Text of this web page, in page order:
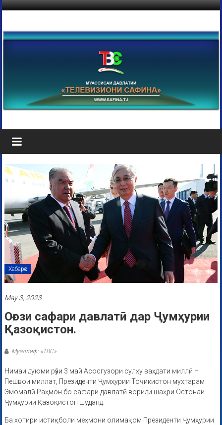
Хабарҳо
May 3, 2023
Оғози сафари давлатӣ дар Ҷумҳурии
Қазоқистон.
Муаллиф: «ТВС»
Нимаи дуюми рӯзи 3 май Асосгузори сулҳу ваҳдати миллӣ –
Пешвои миллат, Президенти Ҷумҳурии Тоҷикистон муҳтарам
Эмомалӣ Раҳмон бо сафари давлатӣ вориди шаҳри Остонаи
Ҷумҳурии Қазоқистон шуданд.
Ба хотири истиқболи меҳмони олимақом Президенти Ҷумҳурии